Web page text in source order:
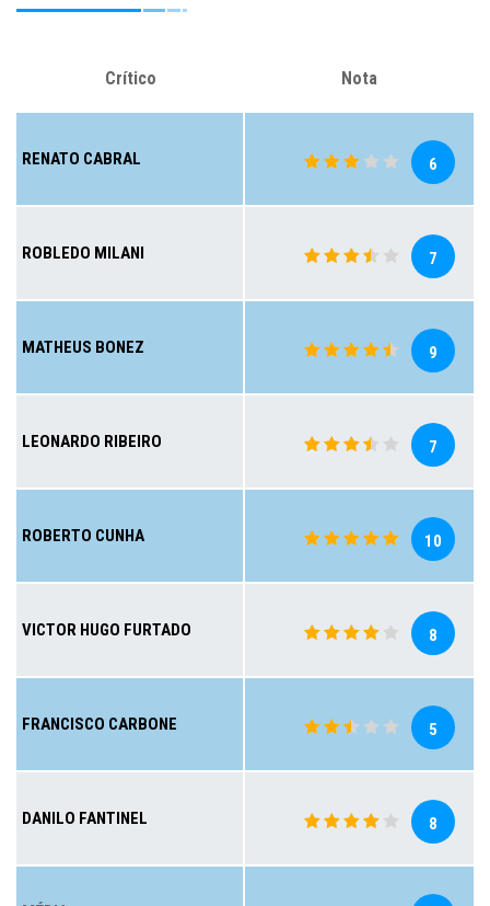
Crítico Nota
RENATO CABRAL 6
ROBLEDO MILANI 7
MATHEUS BONEZ 9
LEONARDO RIBEIRO 7
ROBERTO CUNHA 10
VICTOR HUGO FURTADO 8
FRANCISCO CARBONE 5
DANILO FANTINEL 8